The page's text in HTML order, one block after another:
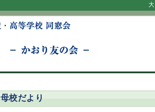
母校だより